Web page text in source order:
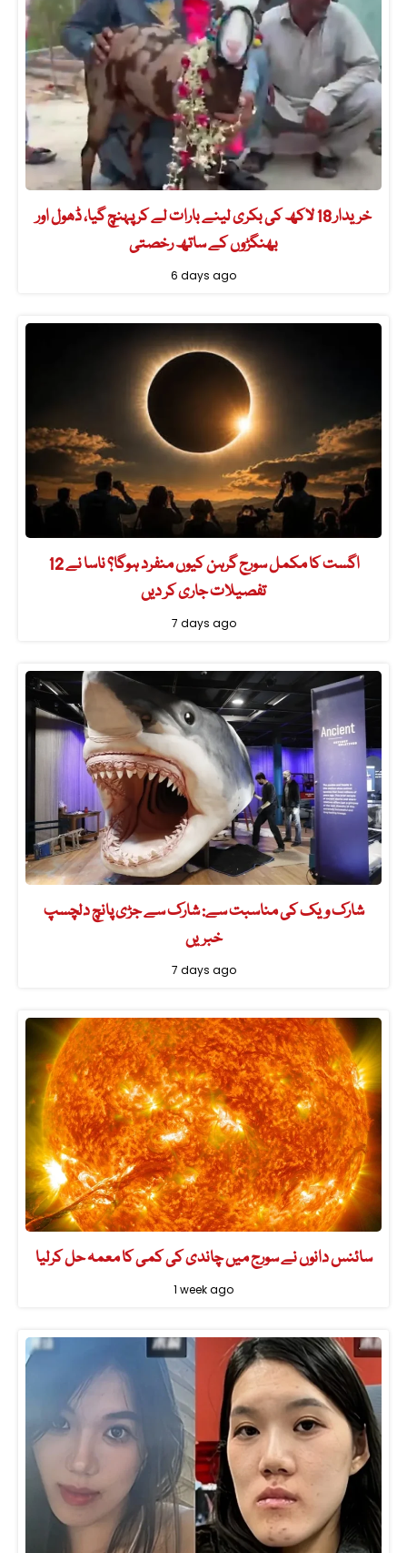
خریدار 18 لاکھ کی بکری لینے بارات لے کر پہنچ گیا، ڈھول اور
بھنگڑوں کے ساتھ رخصتی
6 days ago
12 اگست کا مکمل سورج گرہن کیوں منفرد ہوگا؟ ناسا نے
تفصیلات جاری کر دیں
7 days ago
شارک ویک کی مناسبت سے: شارک سے جڑی پانچ دلچسپ
خبریں
7 days ago
سائنس دانوں نے سورج میں چاندی کی کمی کا معمہ حل کرلیا
1 week ago